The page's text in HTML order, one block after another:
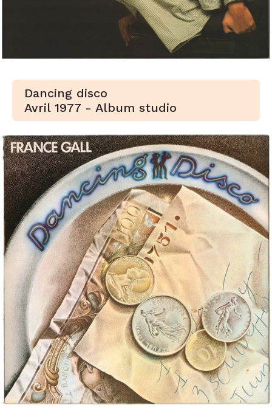
Dancing disco
Avril 1977 - Album studio